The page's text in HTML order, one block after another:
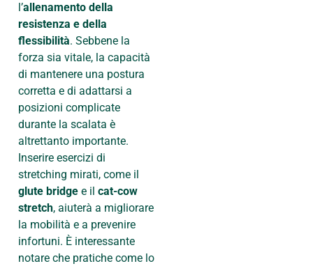
l’allenamento della
resistenza e della
flessibilità. Sebbene la
forza sia vitale, la capacità
di mantenere una postura
corretta e di adattarsi a
posizioni complicate
durante la scalata è
altrettanto importante.
Inserire esercizi di
stretching mirati, come il
glute bridge e il cat-cow
stretch, aiuterà a migliorare
la mobilità e a prevenire
infortuni. È interessante
notare che pratiche come lo